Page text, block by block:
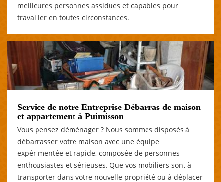
meilleures personnes assidues et capables pour
travailler en toutes circonstances.
Service de notre Entreprise Débarras de maison
et appartement à Puimisson
Vous pensez déménager ? Nous sommes disposés à
débarrasser votre maison avec une équipe
expérimentée et rapide, composée de personnes
enthousiastes et sérieuses. Que vos mobiliers sont à
transporter dans votre nouvelle propriété ou à déplacer